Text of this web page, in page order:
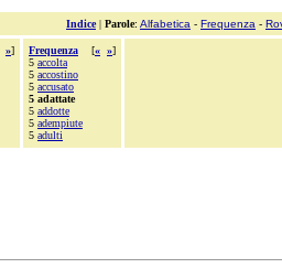
Indice| Parole: Alfabetica - Frequenza -
»]
Frequenza [« »]
5 accolta
5 accostino
5 accusato
5 adattate
5 addotte
5 adempiute
5 adulti